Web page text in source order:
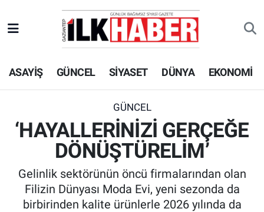
ASAYİŞ GÜNCEL SİYASET DÜNYA EKONOMİ
GÜNCEL
‘HAYALLERİNİZİ GERÇEĞE
DÖNÜŞTÜRELİM’
Gelinlik sektörünün öncü firmalarından olan
Filizin Dünyası Moda Evi, yeni sezonda da
birbirinden kalite ürünlerle 2026 yılında da
EKONOMİ
SİYASET
SPOR
ASAYİŞ
Beyoğlu Hava Durumu
Beyoğlu Trafik Yoğunluk Haritası
Süper Lig Puan Durumu ve Fikstür
Tüm Manşetler
Son Dakika Haberleri
Haber Arşivi